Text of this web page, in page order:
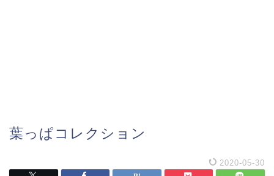
葉っぱコレクション
2020-05-30